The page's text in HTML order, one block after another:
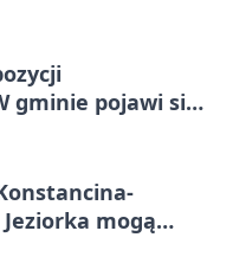
gminie pojawi się
Jeziorka mogą